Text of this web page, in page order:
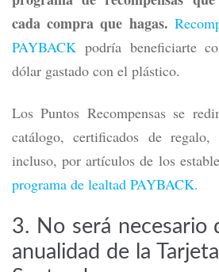
cada compra que hagas.
PAYBACKpodría beneficiarte
dólar gastado con el plástico.
Los Puntos Recompensas se
catálogo, certificados de
incluso, por artículos de los
programa de lealtad PAYBACK.
3. No será necesario
anualidad de la